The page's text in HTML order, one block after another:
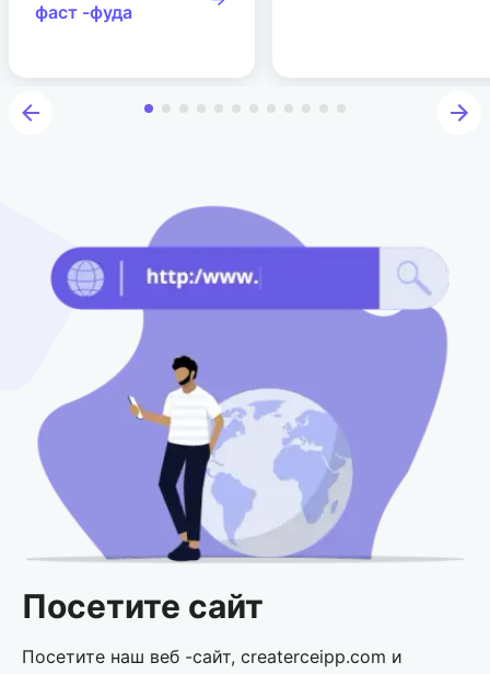
фаст -фуда
Посетите сайт
Посетите наш веб -сайт, createrceipp.com и